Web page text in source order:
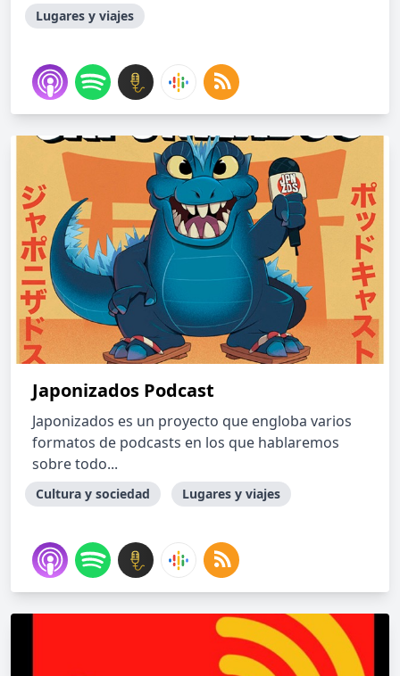
Lugares y viajes
Japonizados Podcast
Japonizados es un proyecto que engloba varios
formatos de podcasts en los que hablaremos
sobre todo...
Cultura y sociedad Lugares y viajes